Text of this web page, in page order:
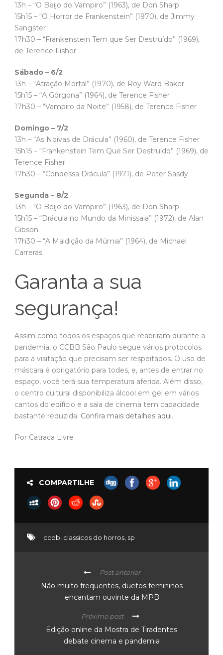
13h – “O Beijo do Vampiro” (1963), de Don Sharp
15h15 – “O Horror de Frankenstein” (1970), de Jimmy
Sangster
17h30 – “Frankenstein Tem que Ser Destruído” (1969),
de Terence Fisher
Sábado – 6/2
13h – “Atração Mortal” (1970), de Roy Ward Baker
15h15 – “A Górgona” (1964), de Terence Fisher
17h30 – “Vampiro da Noite” (1958), de Terence Fisher
Domingo – 7/2
13h – “As Noivas de Drácula” (1960), de Terence Fisher
15h15 – “Frankenstein Tem Que Ser Destruído” (1969), de
Terence Fisher
17h30 – “Condessa Drácula” (1971), de Peter Sasdy
Segunda – 8/2
13h – “O Beijo do Vampiro” (1963), de Don Sharp
15h15 – “Drácula no Mundo da Minissaia” (1972), de Alan
Gibson
17h30 – “A Maldição da Múmia” (1964), de Michael
Carreras
Garanta a sua
segurança!
Assim como todos os espaços que reabriram durante a
pandemia, o CCBB São Paulo segue vários protocolos
para a visitação que precisam ser respeitados. O uso de
máscara é obrigatório para todes, e, antes de entrar no
espaço, você terá sua temperatura aferida. Além disso,
o centro cultural disponibiliza álcool em gel em vários
cantos do edifício e a sala de cinema tem capacidade
bastante reduzida. Confira mais detalhes aqui.
Por Catraca Livre
COMPARTILHE
ccbb, classicos do horros, sp
Post anterior
Não muito frequentes, duetos femininos
encantam ouvinte da MPB
Próximo post
Edição online da Mostra de Tiradentes
debate cinema e pandemia